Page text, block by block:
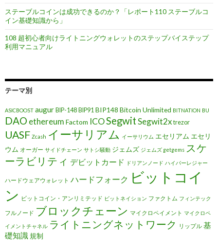
ステーブルコインは成功できるのか？「レポート110 ステーブルコ
イン基礎知識から」
108 超初心者向けライトニングウォレットのステップバイステップ
利用マニュアル
テーマ別
ASICBOOST augur BIP-148 BIP91 BIP148 Bitcoin Unlimited BITNATION BU
DAO ethereum Factom ICOSegwitSegwit2x trezor
UASF Zcash イーサリアム イーサリウム エセリアム エセリ
ウム オーガー サイドチェーン サトシ騒動 ジェムズ ジェムズ getgems スケ
ーラビリティ デビットカード ドリアンノード ハイパーレジャー
ハードウェアウォレット ハードフォーク ビットコイ
ン ビットコイン・アンリミテッド ビットネイション ファクトム フィンテック
フルノード ブロックチェーン マイクロペイメント マイクロペ
イメントチャネル ライトニングネットワーク リップル 基
礎知識規制